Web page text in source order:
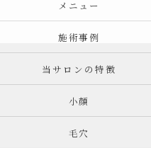
メニュー
施術事例
当サロンの特徴
小顔
毛穴